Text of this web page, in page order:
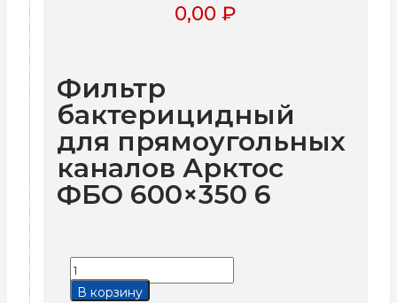
0,00 ₽
Фильтр
бактерицидный
для прямоугольных
каналов Арктос
ФБО 600×350 6
Количество
товара
В корзину